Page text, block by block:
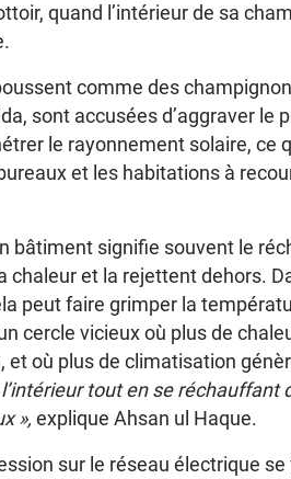
quand l’intérieur de sa
comme des
sont accusées d’aggraver le
le rayonnement solaire, ce
et les habitations à
bâtiment signifie souvent le
chaleur et la rejettent dehors.
peut faire grimper la
cercle vicieux où plus de
et où plus de climatisation
tout en se réchauffant
», explique Ahsan ul Haque.
sur le réseau électrique